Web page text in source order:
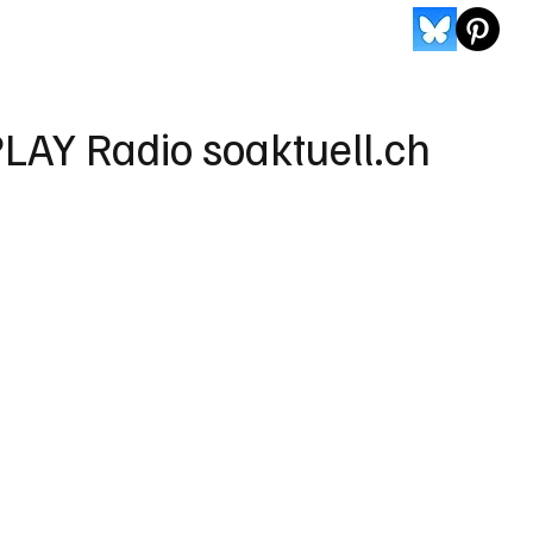
Radio soaktuell.ch